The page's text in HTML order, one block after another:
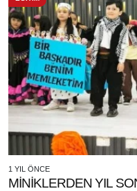
1 YIL ÖNCE
MİNİKLERDEN YIL